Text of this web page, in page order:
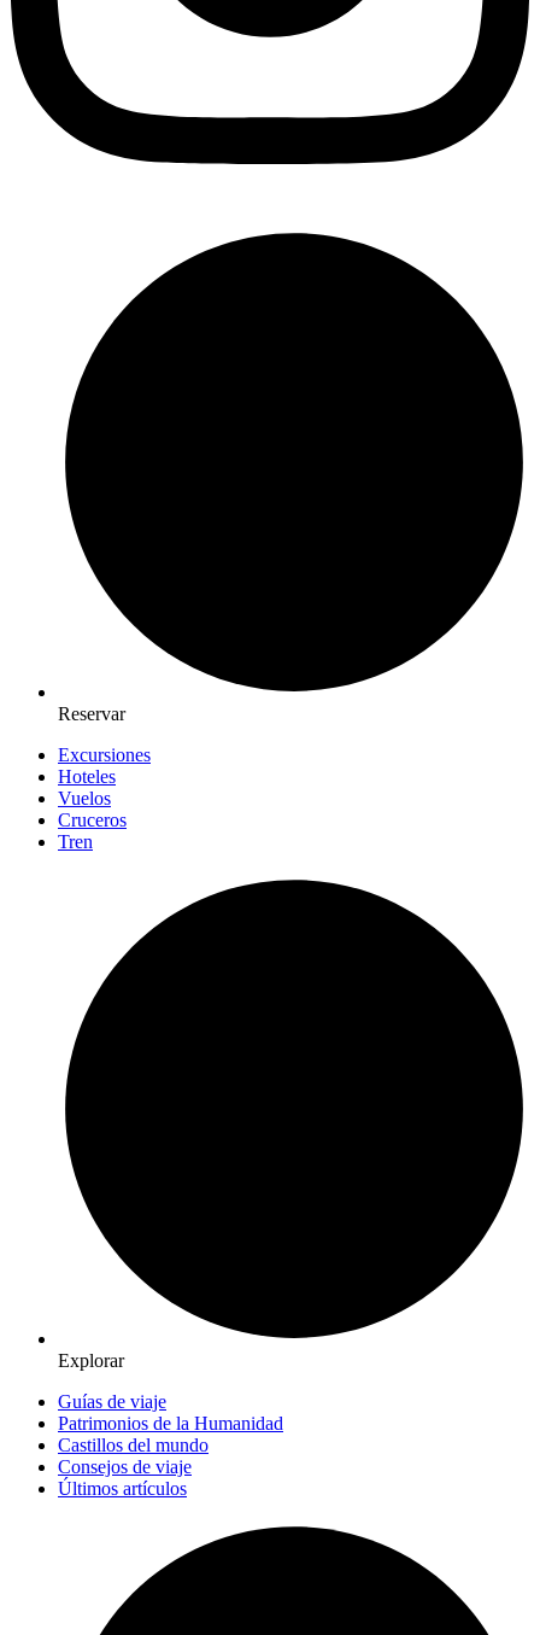
Reservar
Excursiones
Hoteles
Vuelos
Cruceros
Tren
Explorar
Guías de viaje
Patrimonios de la Humanidad
Castillos del mundo
Consejos de viaje
Últimos artículos